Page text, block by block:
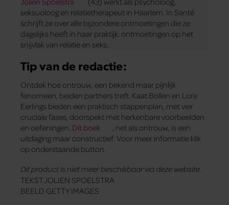
seksuoloog en relatietherapeut in Haarlem. In Santé
schrijft ze over alle bijzondere ontmoetingen die ze
dagelijks heeft in haar praktijk: ontmoetingen op het
snijvlak van relatie en seks..
Tip van de redactie:
Ontdek hoe ontrouw, een bekend maar pijnlijk
fenomeen, beiden partners treft. Kaat Bollen en Lore
Eerlings bieden een praktisch stappenplan, met vier
cruciale fases, doorspekt met herkenbare voorbeelden
en oefeningen. Dit boek
, net als ontrouw, is een
uitdaging maar constructief. Voor meer informatie klik
op onderstaande button.
Dit product is niet meer beschikbaar via deze website.
TEKST JOLIEN SPOELSTRA
BEELD GETTY IMAGES